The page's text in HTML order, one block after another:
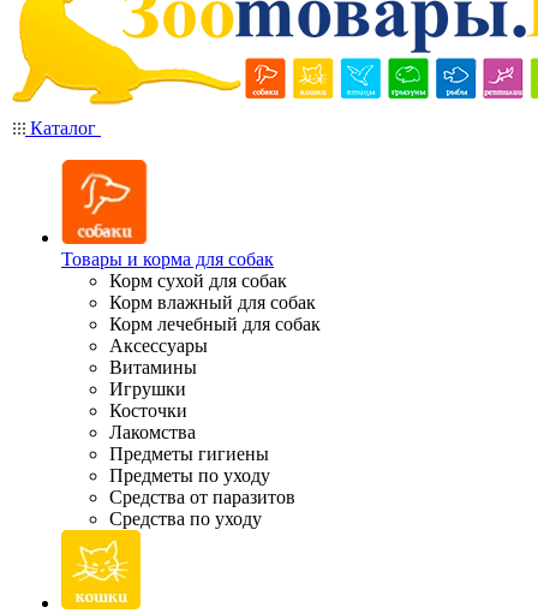
Каталог
Товары и корма для собак
Корм сухой для собак
Корм влажный для собак
Корм лечебный для собак
Аксессуары
Витамины
Игрушки
Косточки
Лакомства
Предметы гигиены
Предметы по уходу
Средства от паразитов
Средства по уходу